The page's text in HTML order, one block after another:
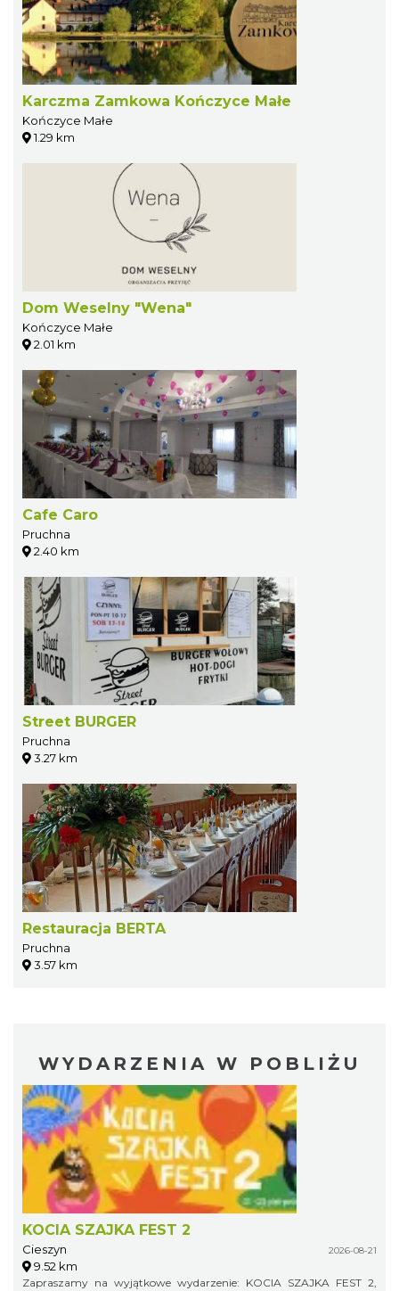
Karczma Zamkowa Kończyce Małe
Kończyce Małe
1.29 km
Dom Weselny "Wena"
Kończyce Małe
2.01 km
Cafe Caro
Pruchna
2.40 km
Street BURGER
Pruchna
3.27 km
Restauracja BERTA
Pruchna
3.57 km
WYDARZENIA W POBLIŻU
KOCIA SZAJKA FEST 2
Cieszyn 2026-08-21
9.52 km
Zapraszamy na wyjątkowe wydarzenie: KOCIA SZAJKA FEST 2,